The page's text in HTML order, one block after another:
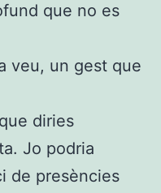
que no es
veu, un gest que
diries
Jo podria
de presències